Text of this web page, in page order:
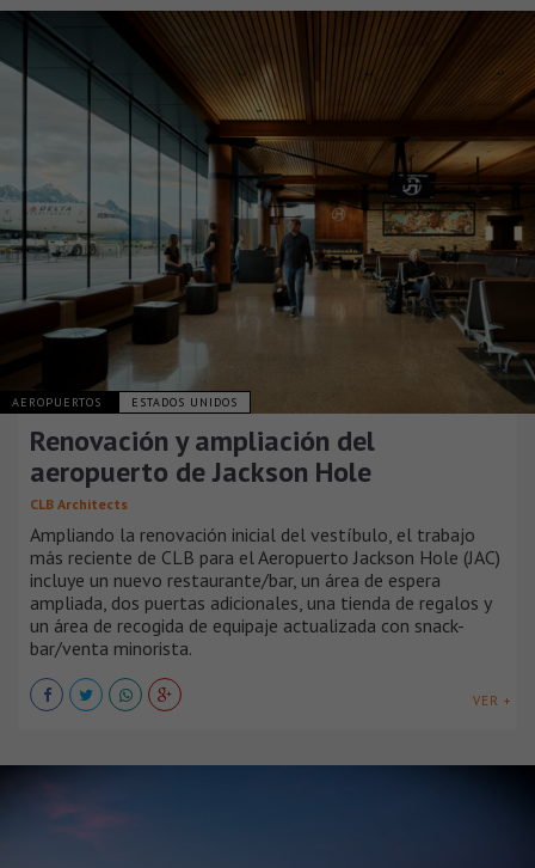
AEROPUERTOS ESTADOS UNIDOS
Renovación y ampliación del
aeropuerto de Jackson Hole
CLB Architects
Ampliando la renovación inicial del vestíbulo, el trabajo
más reciente de CLB para el Aeropuerto Jackson Hole (JAC)
incluye un nuevo restaurante/bar, un área de espera
ampliada, dos puertas adicionales, una tienda de regalos y
un área de recogida de equipaje actualizada con snack-
bar/venta minorista.
VER +